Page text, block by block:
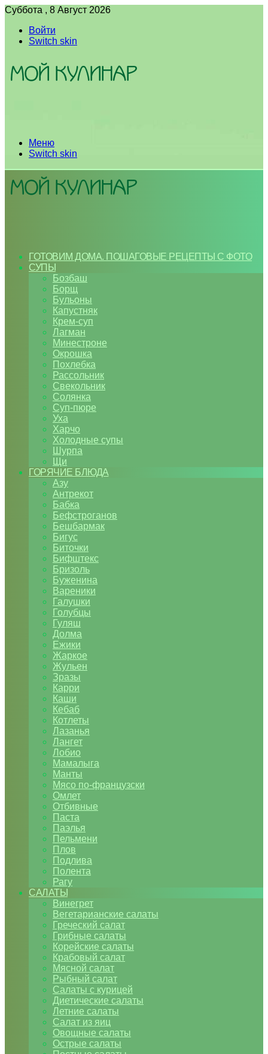
Суббота , 8 Август 2026
Войти
Switch skin
Меню
Switch skin
ГОТОВИМ ДОМА. ПОШАГОВЫЕ РЕЦЕПТЫ С ФОТО
СУПЫ
Бозбаш
Борщ
Бульоны
Капустняк
Крем-суп
Лагман
Минестроне
Окрошка
Похлебка
Рассольник
Свекольник
Солянка
Суп-пюре
Уха
Харчо
Холодные супы
Шурпа
Щи
ГОРЯЧИЕ БЛЮДА
Азу
Антрекот
Бабка
Бефстроганов
Бешбармак
Бигус
Биточки
Бифштекс
Бризоль
Буженина
Вареники
Галушки
Голубцы
Гуляш
Долма
Ежики
Жаркое
Жульен
Зразы
Карри
Каши
Кебаб
Котлеты
Лазанья
Лангет
Лобио
Мамалыга
Манты
Мясо по-французски
Омлет
Отбивные
Паста
Паэлья
Пельмени
Плов
Подлива
Полента
Рагу
САЛАТЫ
Винегрет
Вегетарианские салаты
Греческий салат
Грибные салаты
Корейские салаты
Крабовый салат
Мясной салат
Рыбный салат
Салаты с курицей
Диетические салаты
Летние салаты
Салат из яиц
Овощные салаты
Острые салаты